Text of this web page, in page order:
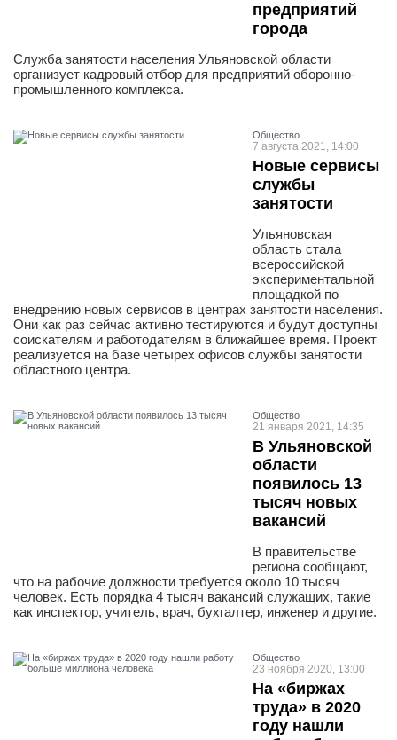
предприятий
города
Служба занятости населения Ульяновской области
организует кадровый отбор для предприятий оборонно-
промышленного комплекса.
Общество
7 августа 2021, 14:00
Новые сервисы
службы
занятости
Ульяновская
область стала
всероссийской
экспериментальной
площадкой по
внедрению новых сервисов в центрах занятости населения.
Они как раз сейчас активно тестируются и будут доступны
соискателям и работодателям в ближайшее время. Проект
реализуется на базе четырех офисов службы занятости
областного центра.
Общество
21 января 2021, 14:35
В Ульяновской
области
появилось 13
тысяч новых
вакансий
В правительстве
региона сообщают,
что на рабочие должности требуется около 10 тысяч
человек. Есть порядка 4 тысяч вакансий служащих, такие
как инспектор, учитель, врач, бухгалтер, инженер и другие.
Общество
23 ноября 2020, 13:00
На «биржах
труда» в 2020
году нашли